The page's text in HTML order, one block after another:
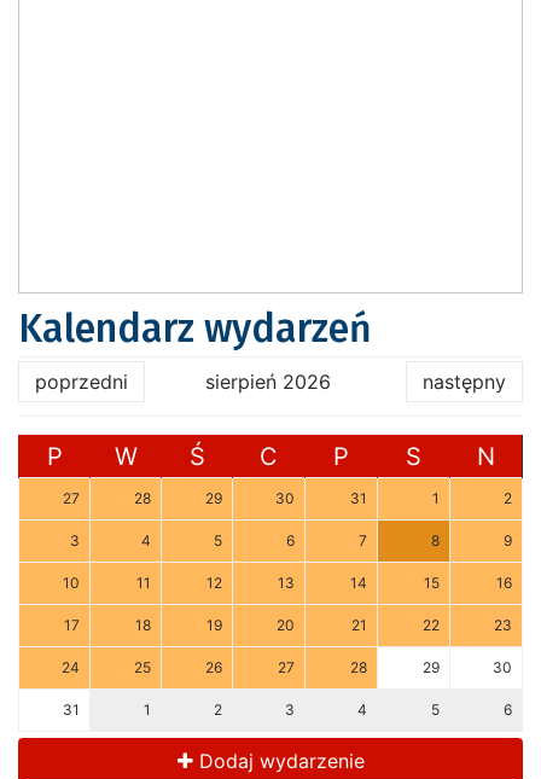
Kalendarz wydarzeń
poprzedni sierpień 2026 następny
P W Ś C P S N
27 28 29 30 31 1 2
3 4 5 6 7 8 9
10 11 12 13 14 15 16
17 18 19 20 21 22 23
24 25 26 27 28 29 30
31 1 2 3 4 5 6
Dodaj wydarzenie